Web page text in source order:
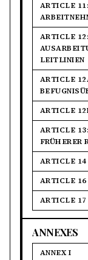
ARTICLE
ARTICLE
LEITLINIEN
ARTICLE
ARTICLE
ARTICLE
FRÜHERER
ARTICLE 14
ARTICLE 16
ARTICLE 17
ANNEXES
ANNEX I